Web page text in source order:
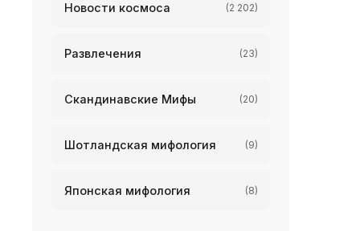
Новости космоса (2 202)
Развлечения (23)
Скандинавские Мифы (20)
Шотландская мифология (9)
Японская мифология (8)